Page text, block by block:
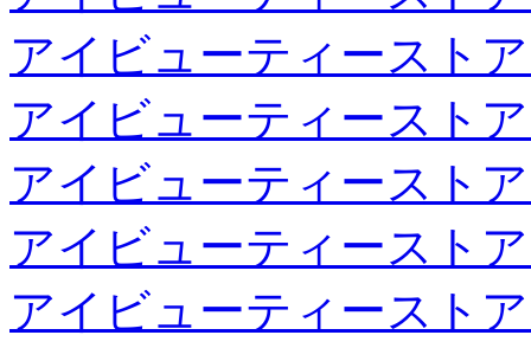
アイビューティースト
アイビューティースト
アイビューティースト
アイビューティースト
アイビューティースト